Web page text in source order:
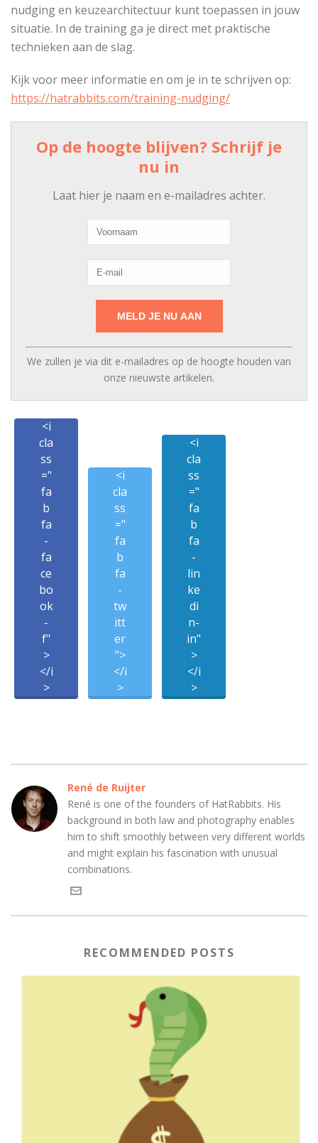
nudging en keuzearchitectuur kunt toepassen in jouw
situatie. In de training ga je direct met praktische
technieken aan de slag.
Kijk voor meer informatie en om je in te schrijven op:
https://hatrabbits.com/training-nudging/
Op de hoogte blijven? Schrijf je
nu in
Laat hier je naam en e-mailadres achter.
We zullen je via dit e-mailadres op de hoogte houden van
onze nieuwste artikelen.
<i
cla
ss
="
fa
b
fa
-
fa
ce
bo
ok
-
f"
>
</i
>
<i
cla
ss
="
fa
b
fa
-
tw
itt
er
">
</i
>
<i
cla
ss
="
fa
b
fa
-
lin
ke
di
n-
in"
>
</i
>
René de Ruijter
René is one of the founders of HatRabbits. His
background in both law and photography enables
him to shift smoothly between very different worlds
and might explain his fascination with unusual
combinations.
RECOMMENDED POSTS